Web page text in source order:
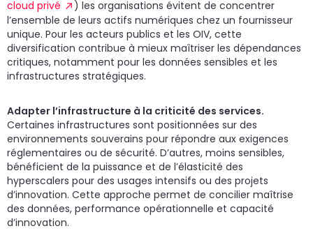
cloud privé
) les organisations évitent de concentrer
l’ensemble de leurs actifs numériques chez un fournisseur
unique. Pour les acteurs publics et les OIV, cette
diversification contribue à mieux maîtriser les dépendances
critiques, notamment pour les données sensibles et les
infrastructures stratégiques.
Adapter l’infrastructure à la criticité des services.
Certaines infrastructures sont positionnées sur des
environnements souverains pour répondre aux exigences
réglementaires ou de sécurité. D’autres, moins sensibles,
bénéficient de la puissance et de l’élasticité des
hyperscalers pour des usages intensifs ou des projets
d’innovation. Cette approche permet de concilier maîtrise
des données, performance opérationnelle et capacité
d’innovation.